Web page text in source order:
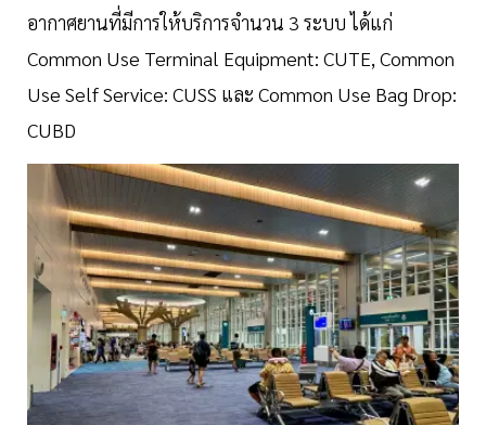
อากาศยานที่มีการให้บริการจำนวน 3 ระบบ ได้แก่
Common Use Terminal Equipment: CUTE, Common
Use Self Service: CUSS และ Common Use Bag Drop:
CUBD